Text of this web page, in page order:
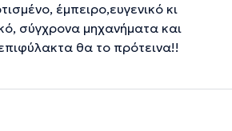
έμπειρο,ευγενικό κι
σύγχρονα μηχανήματα και
θα το πρότεινα!!